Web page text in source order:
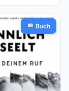
Buch